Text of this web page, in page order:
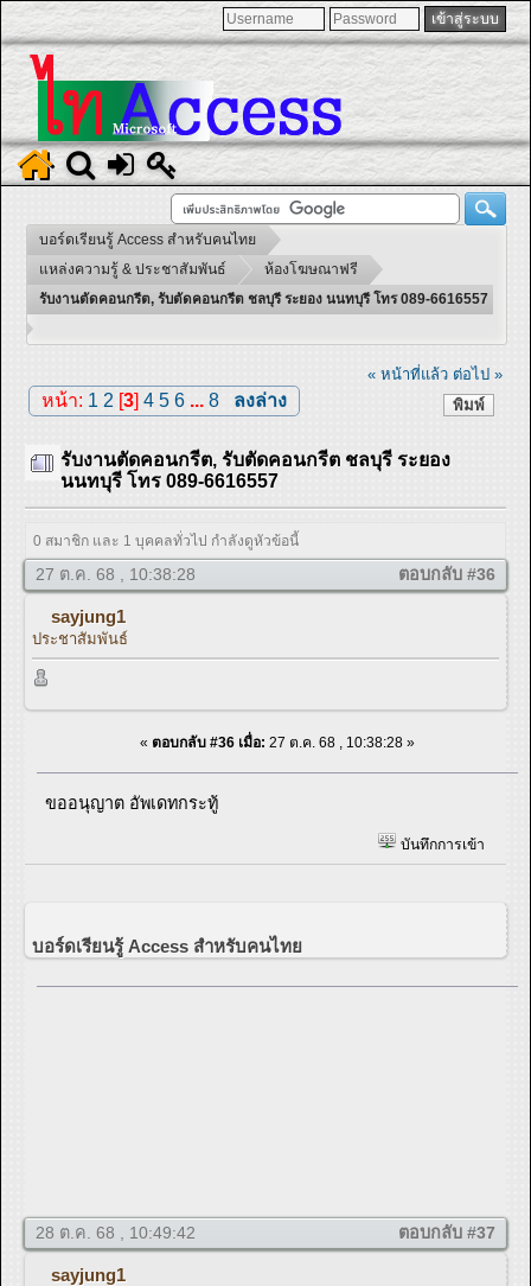
บอร์ดเรียนรู้ Access สำหรับคนไทย
แหล่งความรู้ & ประชาสัมพันธ์
ห้องโฆษณาฟรี
รับงานตัดคอนกรีต, รับตัดคอนกรีต ชลบุรี ระยอง นนทบุรี โทร 089-6616557
« หน้าที่แล้ว ต่อไป »
พิมพ์
หน้า: 1 2 [3] 4 5 6 ... 8 ลงล่าง
รับงานตัดคอนกรีต, รับตัดคอนกรีต ชลบุรี ระยอง
นนทบุรี โทร 089-6616557
0 สมาชิก และ 1 บุคคลทั่วไป กำลังดูหัวข้อนี้
27 ต.ค. 68 , 10:38:28 ตอบกลับ #36
sayjung1
ประชาสัมพันธ์
« ตอบกลับ #36 เมื่อ: 27 ต.ค. 68 , 10:38:28 »
ขออนุญาต อัพเดทกระทู้
บันทึกการเข้า
บอร์ดเรียนรู้ Access สำหรับคนไทย
28 ต.ค. 68 , 10:49:42 ตอบกลับ #37
sayjung1